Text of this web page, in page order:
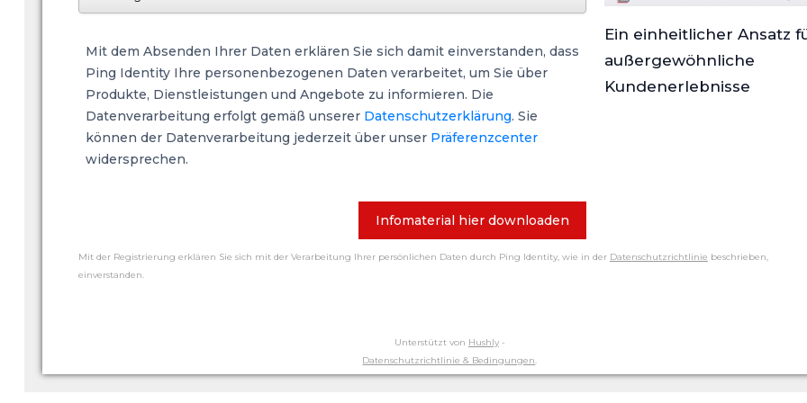
Mit dem Absenden Ihrer Daten erklären Sie sich damit einverstanden, dass
Ping Identity Ihre personenbezogenen Daten verarbeitet, um Sie über
Produkte, Dienstleistungen und Angebote zu informieren. Die
Datenverarbeitung erfolgt gemäß unserer Datenschutzerklärung. Sie
können der Datenverarbeitung jederzeit über unser Präferenzcenter
widersprechen.
Infomaterial hier downloaden
Ein einheitlicher Ansatz
außergewöhnliche
Kundenerlebnisse
Mit der Registrierung erklären Sie sich mit der Verarbeitung Ihrer persönlichen Daten durch Ping Identity, wie in der Datenschutzrichtlinie beschrieben,
einverstanden.
Unterstützt von Hushly-
Datenschutzrichtlinie & Bedingungen.